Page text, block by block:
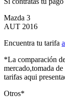
Mazda 3
AUT 2016
Encuentra tu tarifa
*La comparación
mercado,tomada
tarifas aqui
Otros*